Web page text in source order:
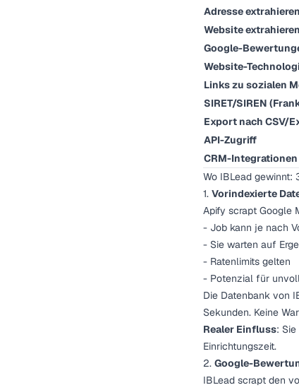
Adresse extrahieren
Website extrahieren
Google-
Website-
Links zu sozialen
SIRET/SIREN
Export nach CSV/
API-Zugriff
CRM-Integrationen
Wo IBLead gewinnt:
1. Vorindexierte
Apify scrapt Google
- Job kann je nach
- Sie warten auf
- Ratenlimits gelten
- Potenzial für
Die Datenbank von
Sekunden. Keine
Realer Einfluss:
Einrichtungszeit.
2. Google-
IBLead scrapt den